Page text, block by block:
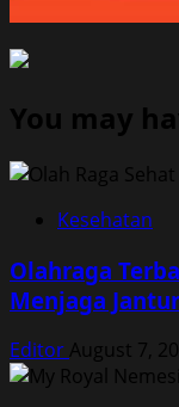
You may
Kesehatan
Olahraga
Menjaga
Editor August 7,